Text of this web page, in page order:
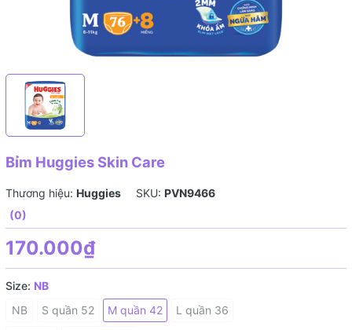
Bỉm Huggies Skin Care
Thương hiệu: Huggies SKU: PVN9466
(0)
170.000₫
Size: NB
NB
S quần 52 M quần 42 L quần 36